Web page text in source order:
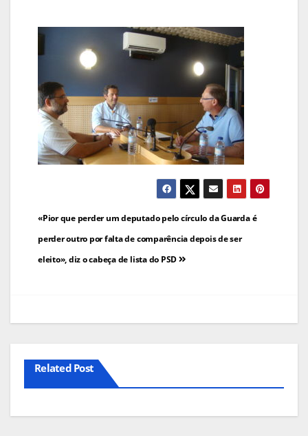
Navegação
de
artigos
«Pior que perder um deputado pelo círculo da Guarda é
perder outro por falta de comparência depois de ser
eleito», diz o cabeça de lista do PSD
Related Post